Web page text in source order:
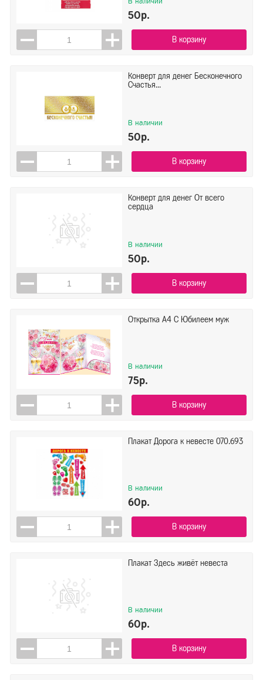
50р.
В корзину
Конверт для денег Бесконечного
Счастья...
В наличии
50р.
В корзину
Конверт для денег От всего
сердца
В наличии
50р.
В корзину
Открытка А4 С Юбилеем муж
В наличии
75р.
В корзину
Плакат Дорога к невесте 070.693
В наличии
60р.
В корзину
Плакат Здесь живёт невеста
В наличии
60р.
В корзину